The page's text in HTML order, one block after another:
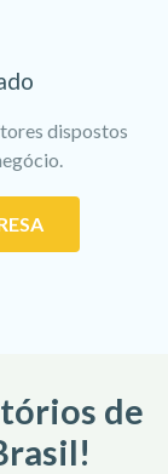
dispostos
de